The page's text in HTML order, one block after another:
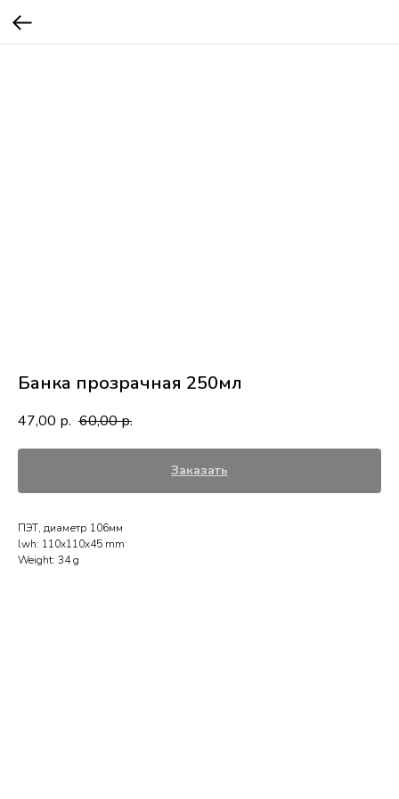
Банка прозрачная 250мл
47,00 р. 60,00р.
Заказать
ПЭТ, диаметр 106мм
lwh: 110x110x45 mm
Weight: 34 g